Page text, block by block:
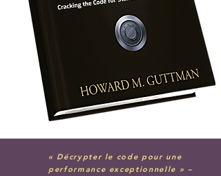
« Décrypter le code pour une
performance exceptionnelle » –